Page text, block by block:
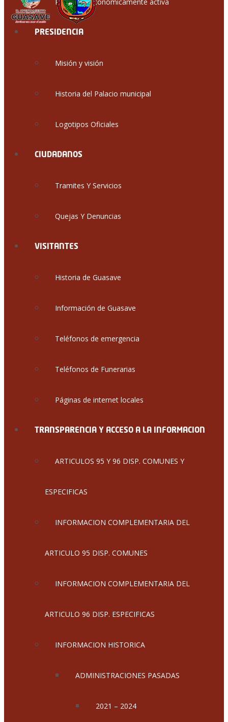
PRESIDENCIA
Misión y visión
Historia del Palacio municipal
Logotipos Oficiales
CIUDADANOS
Tramites Y Servicios
Quejas Y Denuncias
VISITANTES
Historia de Guasave
Información de Guasave
Teléfonos de emergencia
Teléfonos de Funerarias
Páginas de internet locales
TRANSPARENCIA Y ACCESO A LA INFORMACION
ARTICULOS 95 Y 96 DISP. COMUNES Y
ESPECIFICAS
INFORMACION COMPLEMENTARIA DEL
ARTICULO 95 DISP. COMUNES
INFORMACION COMPLEMENTARIA DEL
ARTICULO 96 DISP. ESPECIFICAS
INFORMACION HISTORICA
ADMINISTRACIONES PASADAS
2021 – 2024